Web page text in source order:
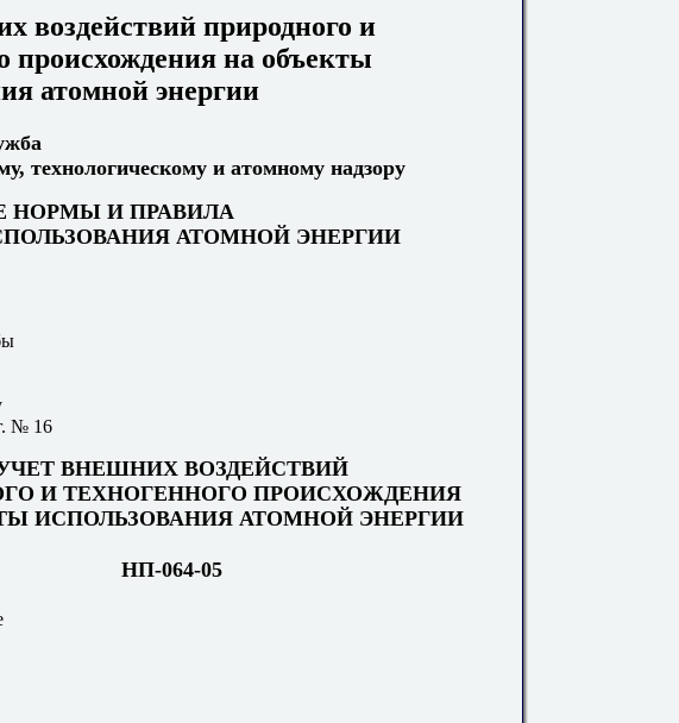
воздействий природного и
происхождения на объекты
атомной энергии
технологическому и атомному надзору
НОРМЫ И ПРАВИЛА
АТОМНОЙ ЭНЕРГИИ
№ 16
ВНЕШНИХ ВОЗДЕЙСТВИЙ
И ТЕХНОГЕННОГО ПРОИСХОЖДЕНИЯ
ИСПОЛЬЗОВАНИЯ АТОМНОЙ ЭНЕРГИИ
НП-064-05